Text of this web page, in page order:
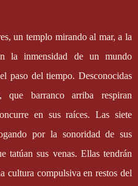
un templo mirando al mar, a la
la inmensidad de un mundo
paso del tiempo. Desconocidas
que barranco arriba respiran
en sus raíces. Las siete
por la sonoridad de sus
tatúan sus venas. Ellas tendrán
cultura compulsiva en restos del